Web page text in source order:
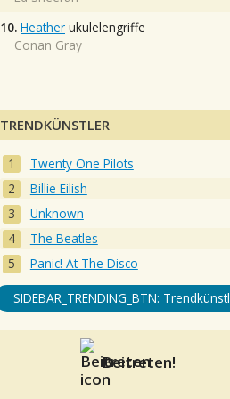
10. Heather ukulelengriffe
Conan Gray
TRENDKÜNSTLER
Twenty One Pilots
Billie Eilish
Unknown
The Beatles
Panic! At The Disco
SIDEBAR_TRENDING_BTN:
Beitreten!